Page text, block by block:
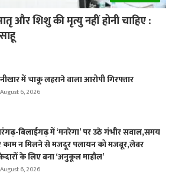
और शिशु की मृत्यु नहीं होनी चाहिए :
में चाकू लहराने वाला आरोपी गिरफ्तार
August 6, 2026
बिलाईगढ़ में ‘मनरेगा’ पर उठे गंभीर सवाल,समय
काम न मिलने से मजदूर पलायन को मजबूर,लेबर
के लिए बना ‘अनुकूल माहौल’
August 6, 2026